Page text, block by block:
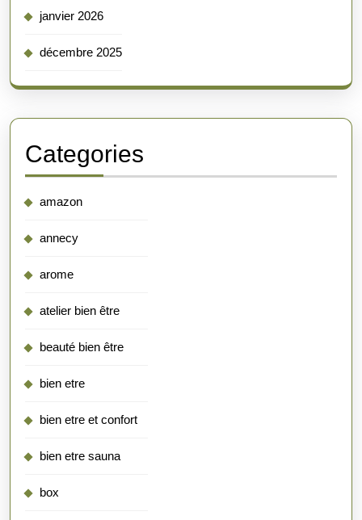
janvier 2026
décembre 2025
Categories
amazon
annecy
arome
atelier bien être
beauté bien être
bien etre
bien etre et confort
bien etre sauna
box